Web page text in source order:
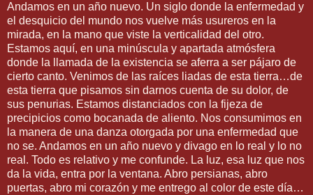
Andamos en un año nuevo. Un siglo donde la enfermedad y
el desquicio del mundo nos vuelve más usureros en la
mirada, en la mano que viste la verticalidad del otro.
Estamos aquí, en una minúscula y apartada atmósfera
donde la llamada de la existencia se aferra a ser pájaro de
cierto canto. Venimos de las raíces liadas de esta tierra…de
esta tierra que pisamos sin darnos cuenta de su dolor, de
sus penurias. Estamos distanciados con la fijeza de
precipicios como bocanada de aliento. Nos consumimos en
la manera de una danza otorgada por una enfermedad que
no se. Andamos en un año nuevo y divago en lo real y lo no
real. Todo es relativo y me confunde. La luz, esa luz que nos
da la vida, entra por la ventana. Abro persianas, abro
puertas, abro mi corazón y me entrego al color de este día…